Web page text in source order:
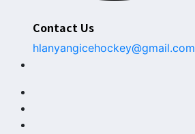
Contact Us
hlanyangicehockey@gmail.com